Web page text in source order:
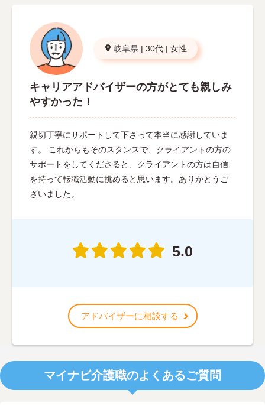
岐阜県 | 30代 | 女性
キャリアアドバイザーの方がとても親しみ
やすかった！
親切丁寧にサポートして下さって本当に感謝していま
す。 これからもそのスタンスで、クライアントの方の
サポートをしてくださると、クライアントの方は自信
を持って転職活動に挑めると思います。ありがとうご
ざいました。
5.0
アドバイザーに相談する
マイナビ介護職のよくあるご質問